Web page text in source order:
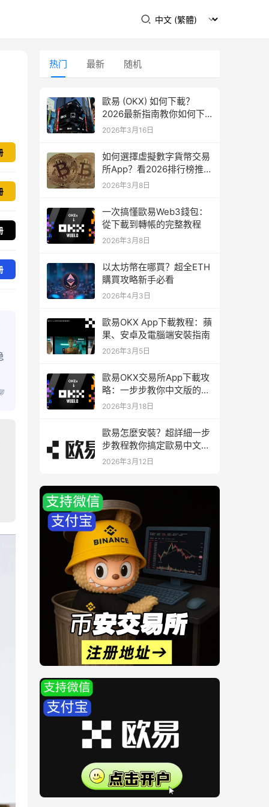
热门 最新 随机
歐易 (OKX) 如何下載？
2026最新指南教你如何下
載
2026年3月16日
如何選擇虛擬數字貨幣交易
所App？看2026排行榜推
薦！
2026年3月8日
一次搞懂歐易Web3錢包：
從下載到轉帳的完整教程
2026年3月8日
以太坊幣在哪買？超全ETH
購買攻略新手必看
2026年4月3日
歐易OKX App下載教程：蘋
果、安卓及電腦端安裝指南
2026年3月5日
歐易OKX交易所App下載攻
略：一步步教你中文版的下
載與安裝
2026年3月18日
歐易怎麼安裝？超詳細一步
步教程教你搞定歐易中文版
下載與安裝
2026年3月12日